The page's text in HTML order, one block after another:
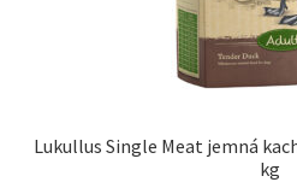
Lukullus Single Meat jemná
kg